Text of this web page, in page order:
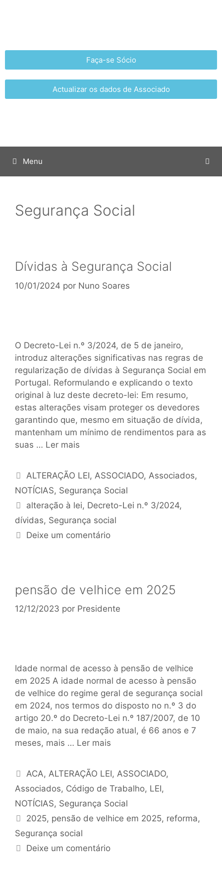
Faça-se Sócio
Actualizar os dados de Associado
Menu
Segurança Social
Dívidas à Segurança Social
10/01/2024 por Nuno Soares
O Decreto-Lei n.º 3/2024, de 5 de janeiro,
introduz alterações significativas nas regras de
regularização de dívidas à Segurança Social em
Portugal. Reformulando e explicando o texto
original à luz deste decreto-lei: Em resumo,
estas alterações visam proteger os devedores
garantindo que, mesmo em situação de dívida,
mantenham um mínimo de rendimentos para as
suas … Ler mais
ALTERAÇÃO LEI, ASSOCIADO, Associados,
NOTÍCIAS, Segurança Social
alteração à lei, Decreto-Lei n.º 3/2024,
dívidas, Segurança social
Deixe um comentário
pensão de velhice em 2025
12/12/2023 por Presidente
Idade normal de acesso à pensão de velhice
em 2025 A idade normal de acesso à pensão
de velhice do regime geral de segurança social
em 2024, nos termos do disposto no n.º 3 do
artigo 20.º do Decreto-Lei n.º 187/2007, de 10
de maio, na sua redação atual, é 66 anos e 7
meses, mais … Ler mais
ACA,ALTERAÇÃO LEI,ASSOCIADO,
Associados, Código de Trabalho, LEI,
NOTÍCIAS, Segurança Social
2025, pensão de velhice em 2025, reforma,
Segurança social
Deixe um comentário